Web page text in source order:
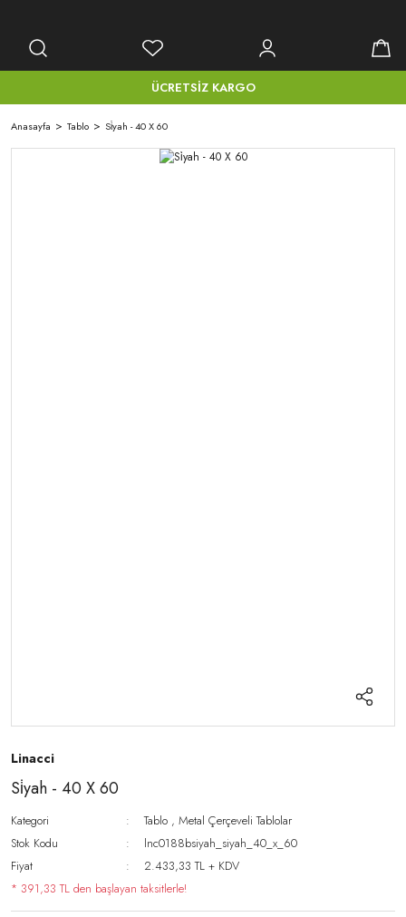
ÜCRETSİZ KARGO
Anasayfa Tablo Si̇yah - 40 X 60
Linacci
Si̇yah - 40 X 60
Kategori Tablo ,Metal Çerçeveli Tablolar
Stok Kodu
lnc0188bsiyah_siyah_40_x_60
Fiyat
2.433,33 TL + KDV
* 391,33 TL den başlayan taksitlerle!